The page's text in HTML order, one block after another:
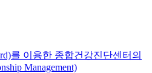
를 이용한 종합건강진단센터의
Management)